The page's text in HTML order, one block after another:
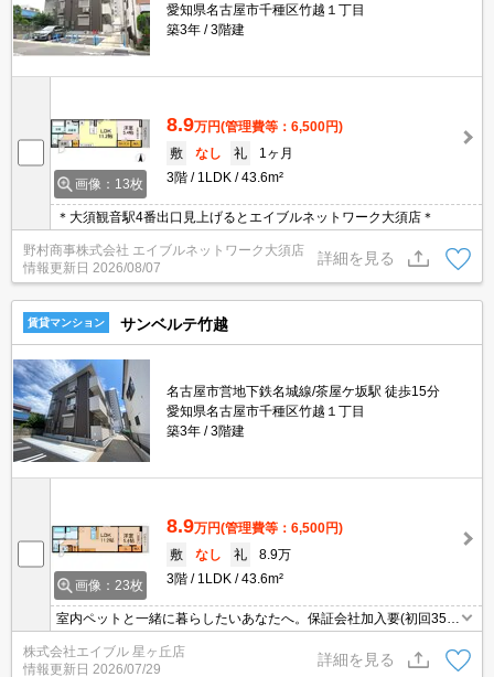
愛知県名古屋市千種区竹越１丁目
築3年
3階建
画像：13枚
8.9万円(管理費等：6,500円)
敷
なし 礼
1ヶ月
3階
1LDK 43.6m²
＊大須観音駅4番出口見上げるとエイブルネットワーク大須店＊
野村商事株式会社 エイブルネットワーク大須店
情報更新日 2026/08/07
詳細を見る
賃貸マンション サンベルテ竹越
名古屋市営地下鉄名城線/茶屋ケ坂駅 徒歩15分
愛知県名古屋市千種区竹越１丁目
築3年
3階建
画像：23枚
8.9万円(管理費等：6,500円)
敷
なし 礼
8.9万
3階
1LDK 43.6m²
室内ペットと一緒に暮らしたいあなたへ。保証会社加入要(初回35,0
00円、月額総支払額の1％+800円/月)。小型犬・猫計2匹まで飼育
可。ペット飼育の場合、敷金1ヵ月分増。設備を重視したい方に。
株式会社エイブル 星ヶ丘店
情報更新日 2026/07/29
詳細を見る